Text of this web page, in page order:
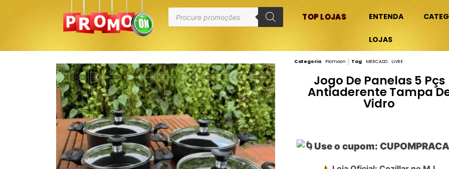
TOP LOJAS ENTENDA
LOJAS
Categoria Promoon Tag MERCADO LIVRE
Jogo De Panelas 5 Pçs
Antiaderente Tampa
Vidro
Use o cupom: